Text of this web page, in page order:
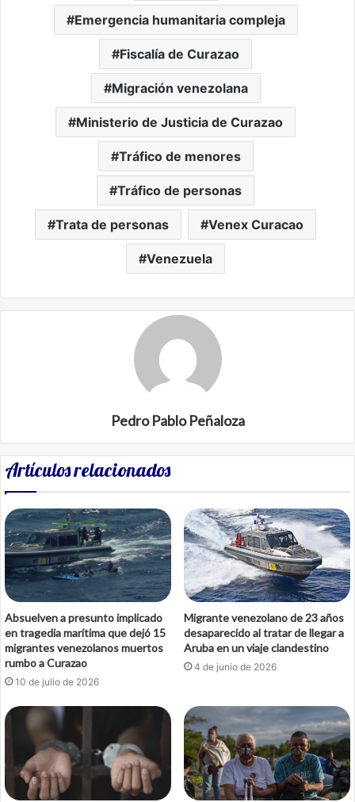
Emergencia humanitaria compleja
Fiscalía de Curazao
Migración venezolana
Ministerio de Justicia de Curazao
Tráfico de menores
Tráfico de personas
Trata de personas Venex Curacao
Venezuela
Pedro Pablo Peñaloza
Artículos relacionados
Absuelven a presunto implicado
en tragedia marítima que dejó 15
migrantes venezolanos muertos
rumbo a Curazao
10 de julio de 2026
Migrante venezolano de 23 años
desaparecido al tratar de llegar a
Aruba en un viaje clandestino
4 de junio de 2026